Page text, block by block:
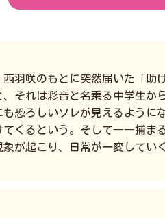
羽咲のもとに突然届いた「助
それは彩音と名乗る中学生か
も恐ろしいソレが見えるように
てくるという。そして――捕ま
象が起こり、日常が一変して